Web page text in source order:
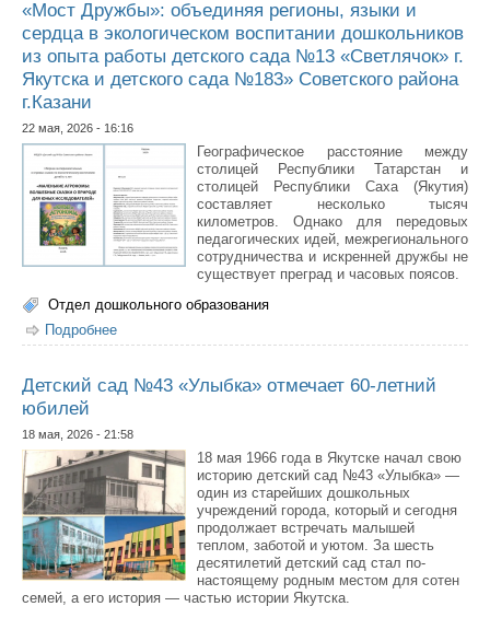
«Мост Дружбы»: объединяя регионы, языки и
сердца в экологическом воспитании дошкольников
из опыта работы детского сада №13 «Светлячок» г.
Якутска и детского сада №183» Советского района
г.Казани
22 мая, 2026 - 16:16
Географическое расстояние между
столицей Республики Татарстан и
столицей Республики Саха (Якутия)
составляет несколько тысяч
километров. Однако для передовых
педагогических идей, межрегионального
сотрудничества и искренней дружбы не
существует преград и часовых поясов.
Отдел дошкольного образования
Подробнее
в экологическом воспитании дошкольников из опыта
детского сада №183» Советского района г.Казани
Детский сад №43 «Улыбка» отмечает 60-летний
юбилей
18 мая, 2026 - 21:58
18 мая 1966 года в Якутске начал свою
историю детский сад №43 «Улыбка» —
один из старейших дошкольных
учреждений города, который и сегодня
продолжает встречать малышей
теплом, заботой и уютом. За шесть
десятилетий детский сад стал по-
настоящему родным местом для сотен
семей, а его история — частью истории Якутска.